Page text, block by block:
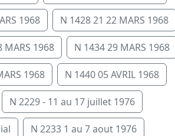
1968 N 1428 21 22 MARS 1968
MARS 1968 N 1434 29 MARS 1968
1968 N 1440 05 AVRIL 1968
N 2229 - 11 au 17 juillet 1976
N 2233 1 au 7 aout 1976